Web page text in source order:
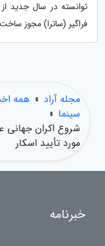
توانسته در سال جدید
فراگیر (ساترا) مجوز
مجله آراد » همه
سینما »
شروع اکران جهانی
مورد تأیید اسکار
خبرنامه